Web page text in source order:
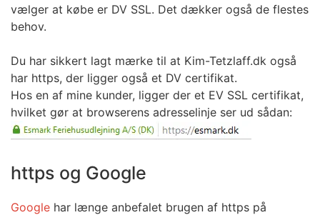
vælger at købe er DV SSL. Det dækker også de flestes
behov.
Du har sikkert lagt mærke til at Kim-Tetzlaff.dk også
har https, der ligger også et DV certifikat.
Hos en af mine kunder, ligger der et EV SSL certifikat,
hvilket gør at browserens adresselinje ser ud sådan:
https og Google
Google har længe anbefalet brugen af https på